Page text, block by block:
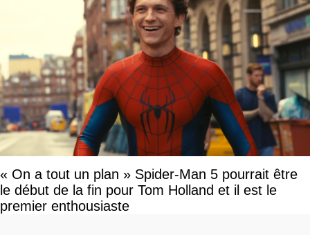
« On a tout un plan » Spider-Man 5 pourrait être
le début de la fin pour Tom Holland et il est le
premier enthousiaste